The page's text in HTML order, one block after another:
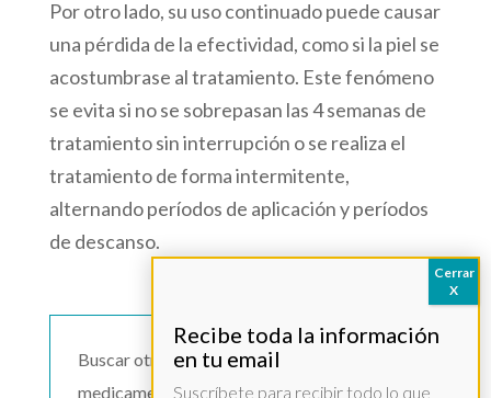
Por otro lado, su uso continuado puede causar
una pérdida de la efectividad, como si la piel se
acostumbrase al tratamiento. Este fenómeno
se evita si no se sobrepasan las 4 semanas de
tratamiento sin interrupción o se realiza el
tratamiento de forma intermitente,
alternando períodos de aplicación y períodos
de descanso.
Buscar otro
medicamento >>Suscríbete para recibir todo lo que